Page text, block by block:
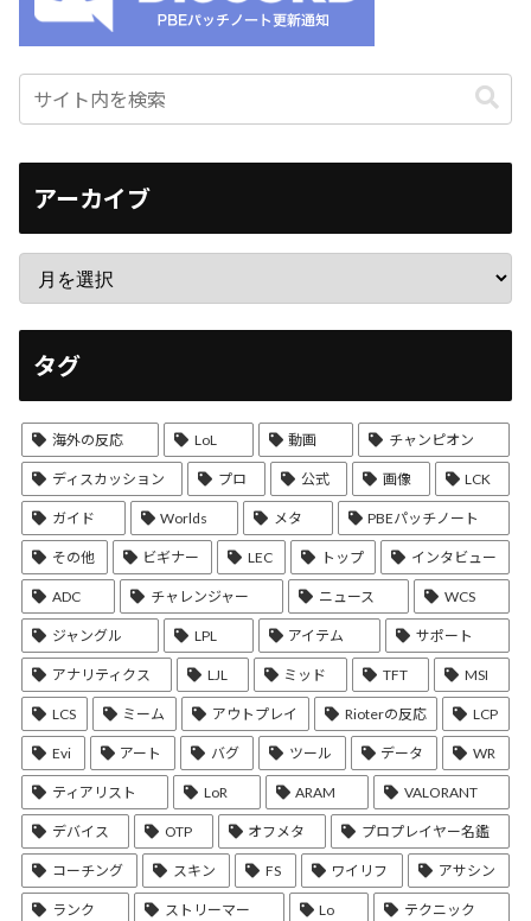
アーカイブ
タグ
海外の反応 LoL 動画 チャンピオン
ディスカッション プロ 公式 画像 LCK
ガイド Worlds メタ PBEパッチノート
その他 ビギナー LEC トップ インタビュー
ADC チャレンジャー ニュース WCS
ジャングル LPL アイテム サポート
アナリティクス LJL ミッド TFT MSI
LCS ミーム アウトプレイ Rioterの反応 LCP
Evi アート バグ ツール データ WR
ティアリスト LoR ARAM VALORANT
デバイス OTP オフメタ プロプレイヤー名鑑
コーチング スキン FS ワイリフ アサシン
ランク ストリーマー Lo テクニック